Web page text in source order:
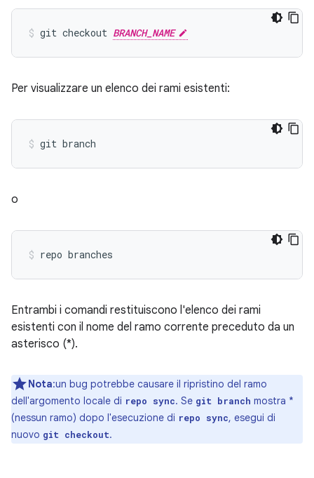
git checkout BRANCH_NAME
Per visualizzare un elenco dei rami esistenti:
o
Entrambi i comandi restituiscono l'elenco dei rami
esistenti con il nome del ramo corrente preceduto da un
asterisco (*).
Nota:un bug potrebbe causare il ripristino del ramo
dell'argomento locale di repo sync. Se git branch mostra *
(nessun ramo) dopo l'esecuzione di repo sync, esegui di
nuovo git checkout.